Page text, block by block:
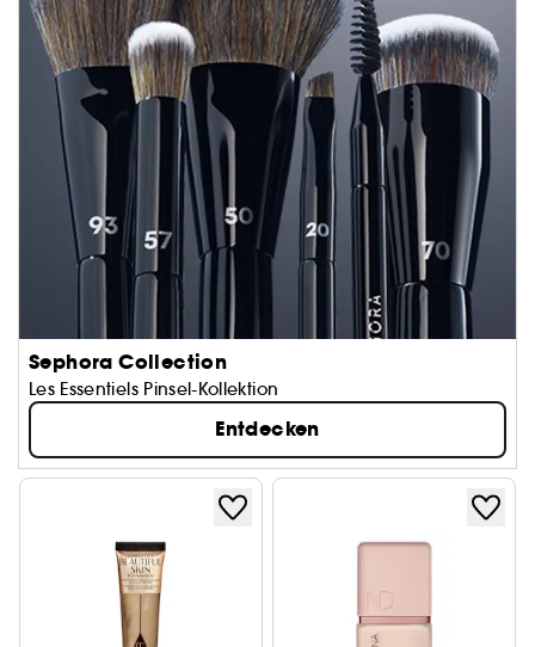
Sephora Collection
Les Essentiels Pinsel-Kollektion
Entdecken